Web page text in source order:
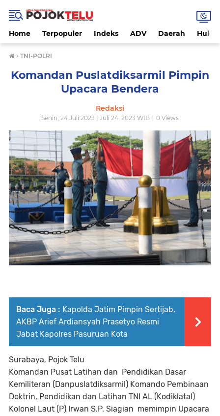
Home Terpopuler Indeks ADV Daerah
› TNI-POLRI
Komandan Puslatdiksarmil Pimpin
Upacara Bendera
Redaksi
Senin, 24 Juli 2023 | Juli 24, 2023 WIB | 0 Views
Baca Juga : Kapolda Jatim Pimpin Sertijab,
AKBP Arief Ardiansyah Prasetyo Resmi
Jabat Kapolres Pasuruan Kota
Surabaya, Pojok Telu
Komandan Pusat Latihan dan Pendidikan Dasar
Kemiliteran (Danpuslatdiksarmil) Komando Pembinaan
Doktrin, Pendidikan dan Latihan TNI AL (Kodiklatal)
Kolonel Laut (P) Irwan S.P. Siagian memimpin Upacara